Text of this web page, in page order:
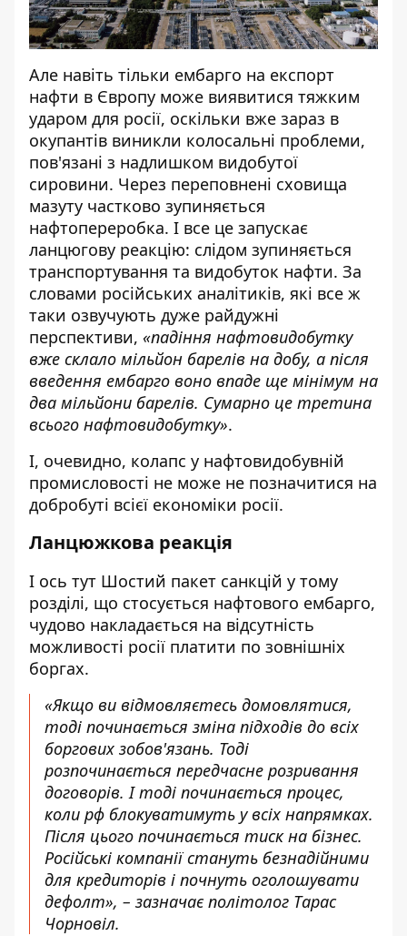
Але навіть тільки ембарго на експорт
нафти в Європу може виявитися тяжким
ударом для росії, оскільки вже зараз в
окупантів виникли колосальні проблеми,
пов'язані з надлишком видобутої
сировини. Через переповнені сховища
мазуту частково зупиняється
нафтопереробка. І все це запускає
ланцюгову реакцію: слідом зупиняється
транспортування та видобуток нафти. За
словами російських аналітиків, які все ж
таки озвучують дуже райдужні
перспективи, «падіння нафтовидобутку
вже склало мільйон барелів на добу, а після
введення ембарго воно впаде ще мінімум на
два мільйони барелів. Сумарно це третина
всього нафтовидобутку».
І, очевидно, колапс у нафтовидобувній
промисловості не може не позначитися на
добробуті всієї економіки росії.
Ланцюжкова реакція
І ось тут Шостий пакет санкцій у тому
розділі, що стосується нафтового ембарго,
чудово накладається на відсутність
можливості росії платити по зовнішніх
боргах.
«Якщо ви відмовляєтесь домовлятися,
тоді починається зміна підходів до всіх
боргових зобов'язань. Тоді
розпочинається передчасне розривання
договорів. І тоді починається процес,
коли рф блокуватимуть у всіх напрямках.
Після цього починається тиск на бізнес.
Російські компанії стануть безнадійними
для кредиторів і почнуть оголошувати
дефолт», – зазначає політолог Тарас
Чорновіл.